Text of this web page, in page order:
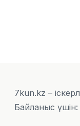
7kun.kz –
Байланыс